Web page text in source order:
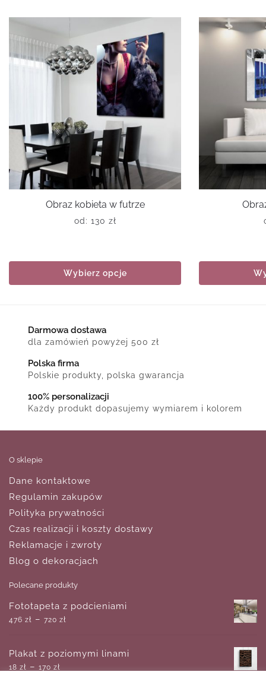
Obraz kobieta w futrze
od: 130 zł
Wybierz opcje
Darmowa dostawa
dla zamówień powyżej 500 zł
Polska firma
Polskie produkty, polska gwarancja
100% personalizacji
Każdy produkt dopasujemy wymiarem i kolorem
O sklepie
Dane kontaktowe
Regulamin zakupów
Polityka prywatności
Czas realizacji i koszty dostawy
Reklamacje i zwroty
Blog o dekoracjach
Polecane produkty
Fototapeta z podcieniami
476 zł – 720 zł
Plakat z poziomymi linami
18 zł – 170 zł